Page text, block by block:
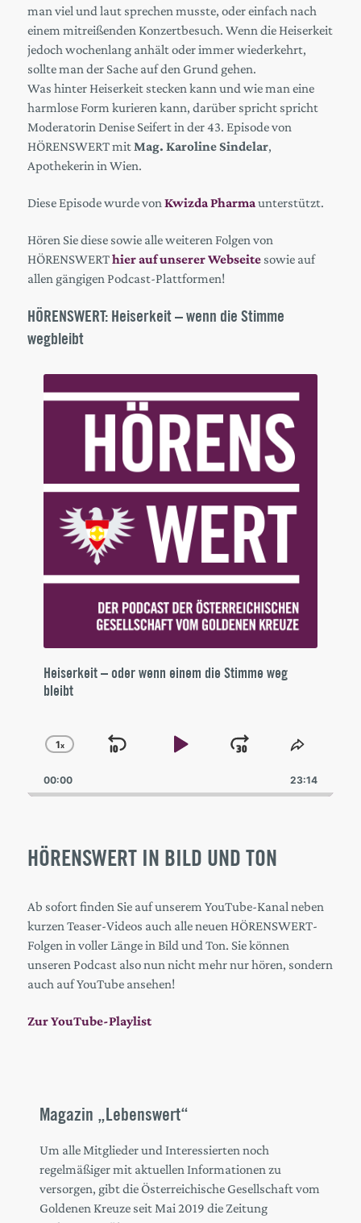
man viel und laut sprechen musste, oder einfach nach
einem mitreißenden Konzertbesuch. Wenn die Heiserkeit
jedoch wochenlang anhält oder immer wiederkehrt,
sollte man der Sache auf den Grund gehen.
Was hinter Heiserkeit stecken kann und wie man eine
harmlose Form kurieren kann, darüber spricht spricht
Moderatorin Denise Seifert in der 43. Episode von
HÖRENSWERT mitMag. Karoline Sindelar,
Apothekerin in Wien.
Diese Episode wurde vonKwizda Pharmaunterstützt.
Hören Sie diese sowie alle weiteren Folgen von
HÖRENSWERThier auf unserer Webseite sowie auf
allen gängigen Podcast-Plattformen!
HÖRENSWERT: Heiserkeit – wenn die Stimme
wegbleibt
Player
Heiserkeit – oder wenn einem die Stimme weg
bleibt
Change
Rate
1x
Skip
Play
Jump
Forward
Share
Episode
00:00 23:14
HÖRENSWERT IN BILD UND TON
Ab sofort finden Sie auf unserem YouTube-Kanal neben
kurzen Teaser-Videos auch alle neuen HÖRENSWERT-
Folgen in voller Länge in Bild und Ton. Sie können
unseren Podcast also nun nicht mehr nur hören, sondern
auch auf YouTube ansehen!
Zur YouTube-Playlist
Magazin „Lebenswert“
Um alle Mitglieder und Interessierten noch
regelmäßiger mit aktuellen Informationen zu
versorgen, gibt die Österreichische Gesellschaft vom
Goldenen Kreuze seit Mai 2019 die Zeitung